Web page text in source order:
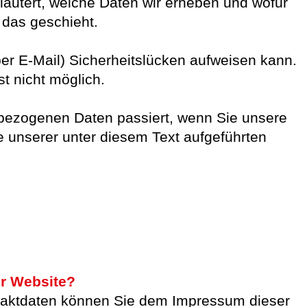
geschieht.
E-Mail) Sicherheitslücken aufweisen kann.
nicht möglich.
Daten passiert, wenn Sie unsere
unter diesem Text aufgeführten
Website?
können Sie dem Impressum dieser